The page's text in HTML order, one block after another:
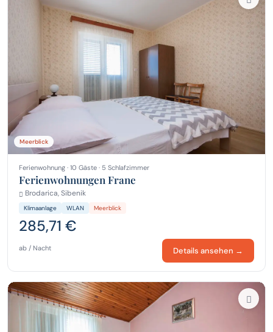
Meerblick
Ferienwohnung · 10 Gäste · 5 Schlafzimmer
Ferienwohnungen Frane
Brodarica, Sibenik
Klimaanlage WLAN Meerblick
285,71 €
ab / Nacht Details ansehen →